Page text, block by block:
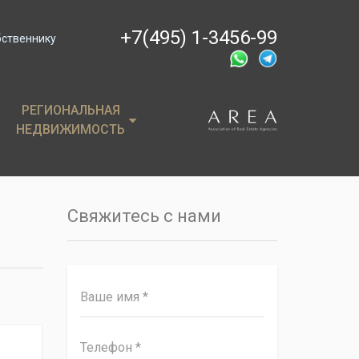
+7(495) 1-3456-99
РЕГИОНАЛЬНАЯ
НЕДВИЖИМОСТЬ
РЕГИОНАЛЬНАЯ
НЕДВИЖИМОСТЬ
Свяжитесь с нами